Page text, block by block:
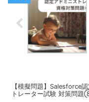
【模擬問題】Salesforce
トレーター試験 対策問